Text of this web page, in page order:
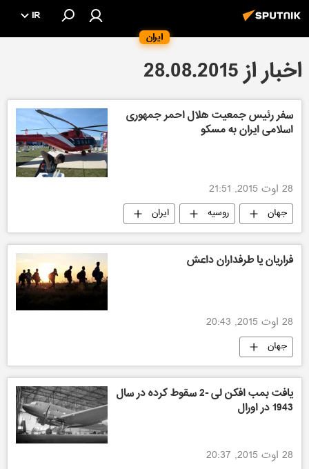
ایران
IR
اخبار از 28.08.2015
سفر رئیس جمعیت هلال احمر جمهوری
اسلامی ایران به مسکو
28 اوت 2015, 21:51
جهان روسیه
ایران
نمایشگاه هوایی "ماکس-٢٠١٥"
فراریان یا طرفداران داعش
28 اوت 2015, 20:43
جهان
یافت بمب افکن لی -2 سقوط کرده در سال
1943 در اورال
28 اوت 2015, 20:37